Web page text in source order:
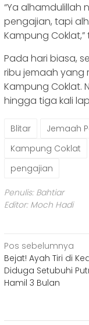
“Ya alhamdulillah
pengajian, tapi
Kampung
Pada hari biasa,
ribu jemaah yang
Kampung Coklat.
hingga tiga kali
Blitar Jemaah
Kampung Coklat
pengajian
Penulis: Bahtiar
Editor: Moch Hadi
Navigasi
pos
Pos sebelumnya
Bejat! Ayah Tiri di
Diduga Setubuhi
Hamil 3 Bulan